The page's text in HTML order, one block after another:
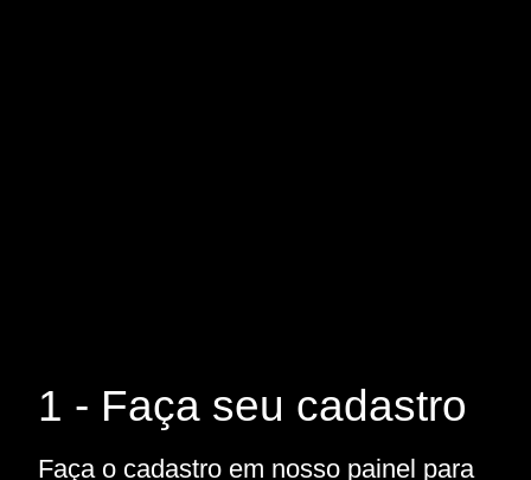
1 - Faça seu cadastro
Faça o cadastro em nosso painel para